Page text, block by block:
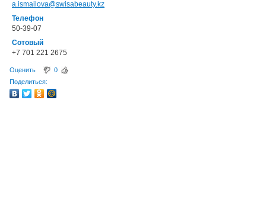
a.ismailova@swisabeauty.kz
Телефон
50-39-07
Сотовый
+7 701 221 2675
Оценить
0
Поделиться: